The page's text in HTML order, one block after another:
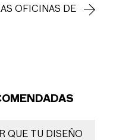
OFICINAS DE
QUE TU DISEÑO